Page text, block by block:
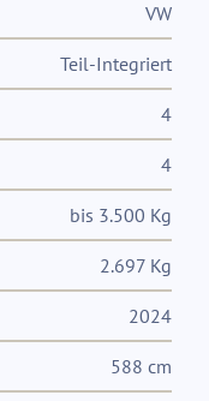
VW
Teil-Integriert
4
4
bis 3.500 Kg
2.697 Kg
2024
588 cm